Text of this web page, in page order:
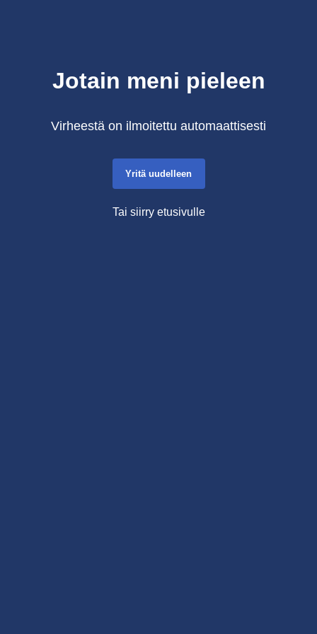
Jotain meni pieleen
Virheestä on ilmoitettu automaattisesti
Yritä uudelleen
Tai siirry etusivulle